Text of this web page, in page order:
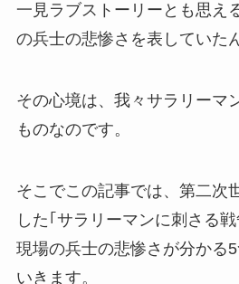
一見ラブストーリーとも思え
の兵士の悲惨さを表していた
その心境は、我々サラリーマ
ものなのです。
そこでこの記事では、第二次
した｢サラリーマンに刺さる戦
現場の兵士の悲惨さが分かる
いきます。